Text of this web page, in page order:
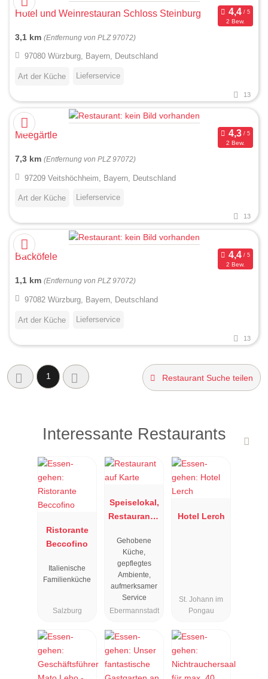
Hotel und Weinrestauran Schloss Steinburg
2 Bew.
3,1 km (Entfernung von PLZ 97072)
97080 Würzburg, Bayern, Deutschland
Art der Küche Lieferservice
13
Meegärtle
2 Bew.
7,3 km (Entfernung von PLZ 97072)
97209 Veitshöchheim, Bayern, Deutschland
Art der Küche Lieferservice
13
Backöfele
2 Bew.
1,1 km (Entfernung von PLZ 97072)
97082 Würzburg, Bayern, Deutschland
Art der Küche Lieferservice
13
1 Restaurant Suche teilen
Interessante Restaurants
Ristorante
Beccofino
Italienische
Familienküche
Salzburg
Speiselokal,
Restaurant "
"
Gehobene
Küche,
gepflegtes
Ambiente,
aufmerksamer
Service
Ebermannstadt
Hotel Lerch
St. Johann im
Pongau